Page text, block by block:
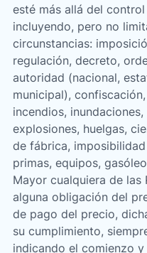
esté más allá del
incluyendo, pero no
circunstancias:
regulación, decreto,
autoridad (nacional,
municipal),
incendios,
explosiones, huelgas,
de fábrica,
primas, equipos,
Mayor cualquiera de
alguna obligación del
de pago del precio,
su cumplimiento,
indicando el comienzo